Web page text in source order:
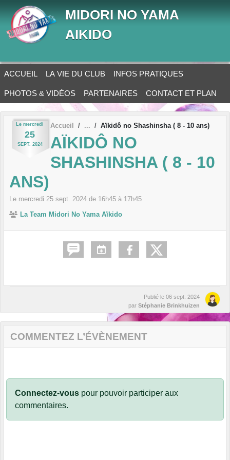
MIDORI NO YAMA
AIKIDO
ACCUEIL LA VIE DU CLUB INFOS PRATIQUES
PHOTOS & VIDÉOS PARTENAIRES CONTACT ET PLAN
Le mercredi
25
SEPT. 2024
Accueil Aïkidô no Shashinsha ( 8 - 10 ans)
AÏKIDÔ NO
SHASHINSHA ( 8 - 10
ANS)
Le mercredi 25 sept. 2024 de 16h45 à 17h45
La Team Midori No Yama Aïkido
Publié le 06 sept. 2024
par Stéphanie Brinkhuizen
COMMENTEZ L’ÉVÈNEMENT
Connectez-vous pour pouvoir participer aux
commentaires.
Panneau de gestion des cookies